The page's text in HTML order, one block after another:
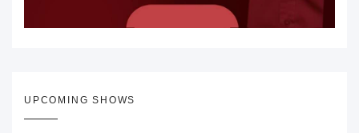
UPCOMING SHOWS